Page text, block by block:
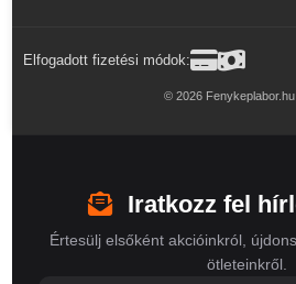
Elfogadott fizetési módok:
© 2026
Iratkozz fel
Értesülj elsőként akcióinkról,
ötleteinkről.